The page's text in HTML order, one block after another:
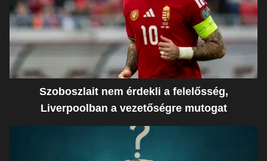
Szoboszlait nem érdekli a felelősség,
Liverpoolban a vezetőségre mutogat